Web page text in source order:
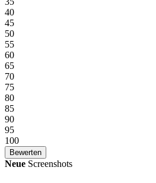
40
45
50
55
60
65
70
75
80
85
90
95
100
Neue Screenshots